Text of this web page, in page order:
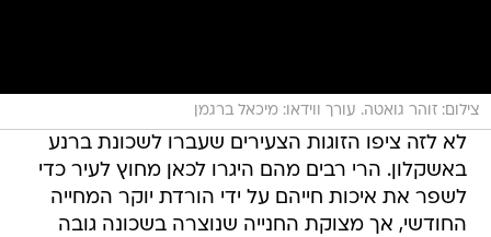
צילום: זוהר גואטה. עורך ווידאו: מיכאל ברגמן
לא לזה ציפו הזוגות הצעירים שעברו לשכונת ברנע
באשקלון. הרי רבים מהם היגרו לכאן מחוץ לעיר כדי
לשפר את איכות חייהם על ידי הורדת יוקר המחייה
החודשי, אך מצוקת החנייה שנוצרה בשכונה גובה